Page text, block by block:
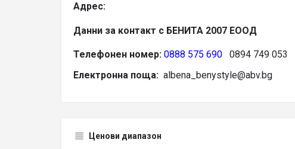
Адрес:
Данни за контакт с БЕНИТА 2007 ЕООД
Телефонен номер: 0888 575 690 0894 749 053
Електронна поща: albena_benystyle@abv.bg
Ценови диапазон